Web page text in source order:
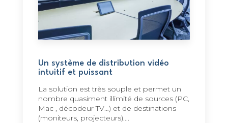
Un système de distribution vidéo
intuitif et puissant
La solution est très souple et permet un
nombre quasiment illimité de sources (PC,
Mac , décodeur TV…) et de destinations
(moniteurs, projecteurs)....